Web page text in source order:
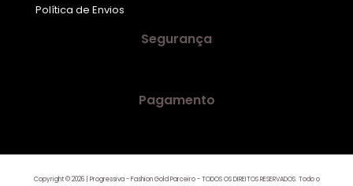
Política de Envios
Segurança
Pagamento
Copyright © 2026 | Progressiva - Fashion Gold Parceiro - TODOS OS DIREITOS RESERVADOS. Todo o